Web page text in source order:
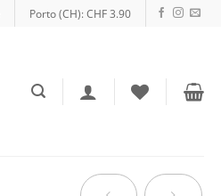
Porto (CH): CHF 3.90